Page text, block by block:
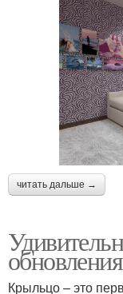
читать дальше →
Крыльцо – это